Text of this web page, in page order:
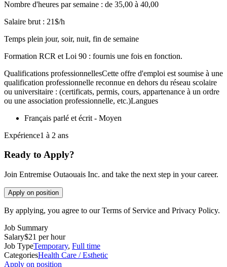
Nombre d'heures par semaine : de 35,00 à 40,00
Salaire brut : 21$/h
Temps plein jour, soir, nuit, fin de semaine
Formation RCR et Loi 90 : fournis une fois en fonction.
Qualifications professionnellesCette offre d'emploi est soumise à une
qualification professionnelle reconnue en dehors du réseau scolaire
ou universitaire : (certificats, permis, cours, appartenance à un ordre
ou une association professionnelle, etc.)Langues
Français parlé et écrit - Moyen
Expérience1 à 2 ans
Ready to Apply?
Join Entremise Outaouais Inc. and take the next step in your career.
Apply on position
By applying, you agree to our Terms of Service and Privacy Policy.
Job Summary
Salary$21 per hour
Job TypeTemporary, Full time
CategoriesHealth Care / Esthetic
Apply on position